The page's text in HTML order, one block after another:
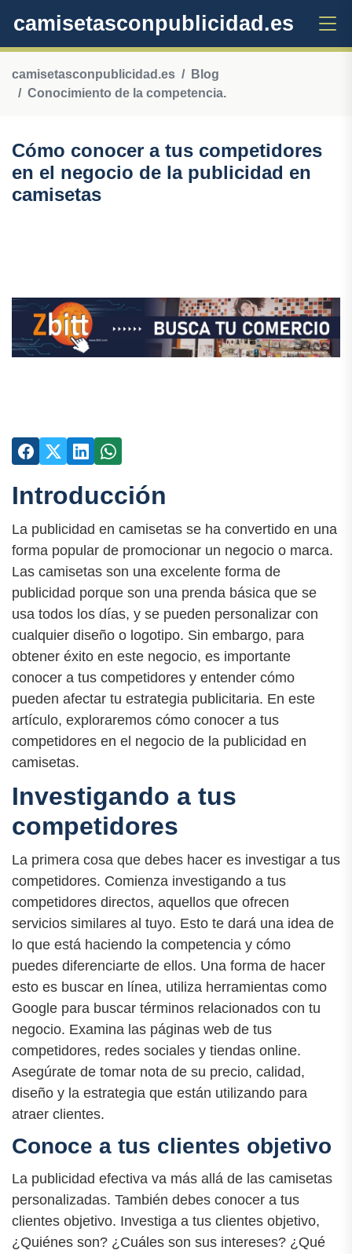
camisetasconpublicidad.es
camisetasconpublicidad.es
Blog
Conocimiento de la competencia.
Cómo conocer a tus competidores
en el negocio de la publicidad en
camisetas
Introducción
La publicidad en camisetas se ha convertido en una
forma popular de promocionar un negocio o marca.
Las camisetas son una excelente forma de
publicidad porque son una prenda básica que se
usa todos los días, y se pueden personalizar con
cualquier diseño o logotipo. Sin embargo, para
obtener éxito en este negocio, es importante
conocer a tus competidores y entender cómo
pueden afectar tu estrategia publicitaria. En este
artículo, exploraremos cómo conocer a tus
competidores en el negocio de la publicidad en
camisetas.
Investigando a tus
competidores
La primera cosa que debes hacer es investigar a tus
competidores. Comienza investigando a tus
competidores directos, aquellos que ofrecen
servicios similares al tuyo. Esto te dará una idea de
lo que está haciendo la competencia y cómo
puedes diferenciarte de ellos. Una forma de hacer
esto es buscar en línea, utiliza herramientas como
Google para buscar términos relacionados con tu
negocio. Examina las páginas web de tus
competidores, redes sociales y tiendas online.
Asegúrate de tomar nota de su precio, calidad,
diseño y la estrategia que están utilizando para
atraer clientes.
Conoce a tus clientes objetivo
La publicidad efectiva va más allá de las camisetas
personalizadas. También debes conocer a tus
clientes objetivo. Investiga a tus clientes objetivo,
¿Quiénes son? ¿Cuáles son sus intereses? ¿Qué